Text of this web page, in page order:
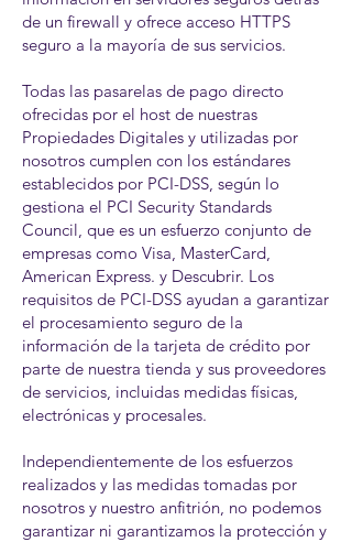
de un firewall y ofrece acceso HTTPS
seguro a la mayoría de sus servicios.
Todas las pasarelas de pago directo
ofrecidas por el host de nuestras
Propiedades Digitales y utilizadas por
nosotros cumplen con los estándares
establecidos por PCI-DSS, según lo
gestiona el PCI Security Standards
Council, que es un esfuerzo conjunto de
empresas como Visa, MasterCard,
American Express. y Descubrir. Los
requisitos de PCI-DSS ayudan a garantizar
el procesamiento seguro de la
información de la tarjeta de crédito por
parte de nuestra tienda y sus proveedores
de servicios, incluidas medidas físicas,
electrónicas y procesales.
Independientemente de los esfuerzos
realizados y las medidas tomadas por
nosotros y nuestro anfitrión, no podemos
garantizar ni garantizamos la protección y